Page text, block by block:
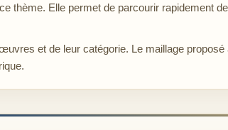
Elle permet de parcourir rapidement
et de leur catégorie. Le maillage